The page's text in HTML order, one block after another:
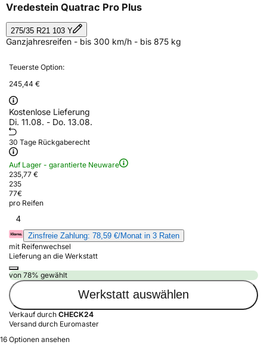
Vredestein Quatrac Pro Plus
275/35 R21 103 Y
Ganzjahresreifen - bis 300 km/h - bis 875 kg
Teuerste Option:
245,44 €
Kostenlose Lieferung
Di. 11.08. - Do. 13.08.
30 Tage Rückgaberecht
Auf Lager - garantierte Neuware
235,77 €
235
77€
pro Reifen
4
Zinsfreie Zahlung: 78,59 €/Monat in 3 Raten
mit Reifenwechsel
Lieferung an die Werkstatt
von 78% gewählt
Werkstatt auswählen
Verkauf durch CHECK24
Versand durch Euromaster
16 Optionen ansehen